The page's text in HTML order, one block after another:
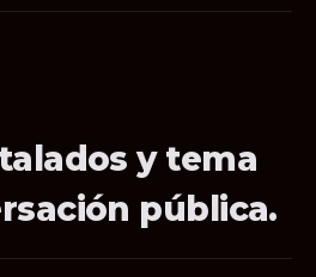
y tema
pública.